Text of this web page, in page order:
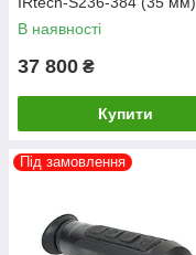
В наявності
37 800 ₴
Купити
Під замовлення